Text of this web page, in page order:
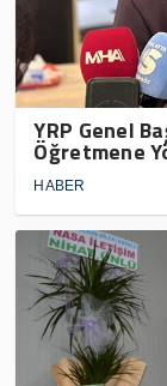
YRP Genel
Öğretmene
HABER